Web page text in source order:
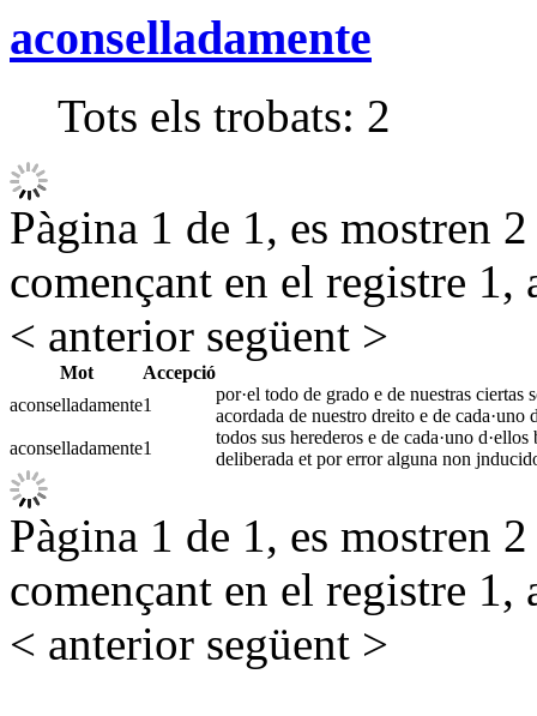
aconselladamente
Tots els trobats: 2
Pàgina 1 de 1, es mostren
començant en el registre 1,
< anterior següent >
Mot
Accepció
aconselladamente1
por·el todo de grado e de nuestras ciertas
acordada de nuestro dreito e de cada·uno
aconselladamente1
todos sus herederos e de cada·uno
deliberada et por error alguna non
Pàgina 1 de 1, es mostren
començant en el registre 1,
< anterior següent >